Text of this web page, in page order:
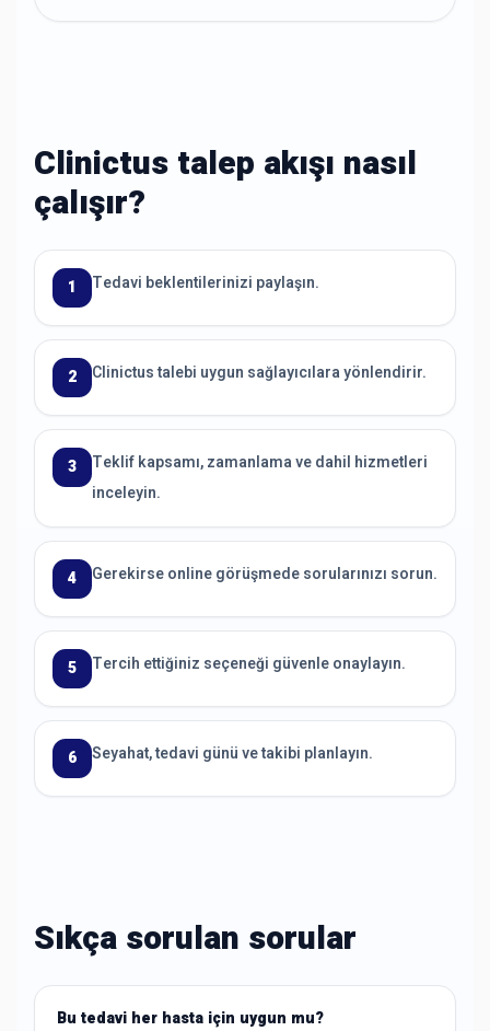
Clinictus talep akışı nasıl
çalışır?
1 Tedavi beklentilerinizi paylaşın.
2 Clinictus talebi uygun sağlayıcılara yönlendirir.
3
Teklif kapsamı, zamanlama ve dahil hizmetleri
inceleyin.
4 Gerekirse online görüşmede sorularınızı sorun.
5 Tercih ettiğiniz seçeneği güvenle onaylayın.
6 Seyahat, tedavi günü ve takibi planlayın.
Sıkça sorulan sorular
Bu tedavi her hasta için uygun mu?